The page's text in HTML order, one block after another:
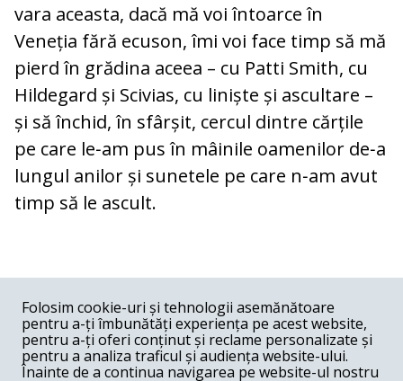
vara aceasta, dacă mă voi întoarce în
Veneția fără ecuson, îmi voi face timp să mă
pierd în grădina aceea – cu Patti Smith, cu
Hildegard și Scivias, cu liniște și ascultare –
și să închid, în sfârșit, cercul dintre cărțile
pe care le‑am pus în mâinile oamenilor de‑a
lungul anilor și sunetele pe care n‑am avut
timp să le ascult.
COMENTARII
Nume
Folosim cookie-uri și tehnologii asemănătoare
pentru a-ți îmbunătăți experiența pe acest website,
pentru a-ți oferi conținut și reclame personalizate și
pentru a analiza traficul și audiența website-ului.
Înainte de a continua navigarea pe website-ul nostru